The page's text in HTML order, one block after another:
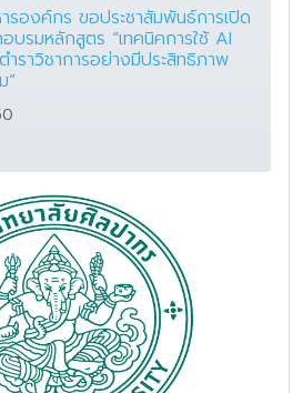
องค์กร ขอประชาสัมพันธ์การเปิด
บรมหลักสูตร “เทคนิคการใช้ AI
ำราวิชาการอย่างมีประสิทธิภาพ
”